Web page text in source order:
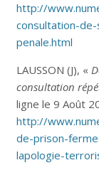
http://
consultation-
penale.html
LAUSSON (J), «
consultation
ligne le 9 Août
http://
de-prison-
lapologie-